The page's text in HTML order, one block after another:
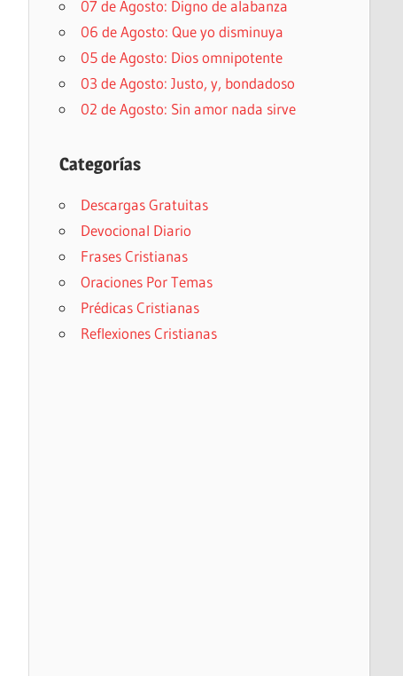
07 de Agosto: Digno de alabanza
06 de Agosto: Que yo disminuya
05 de Agosto: Dios omnipotente
03 de Agosto: Justo, y, bondadoso
02 de Agosto: Sin amor nada sirve
Categorías
Descargas Gratuitas
Devocional Diario
Frases Cristianas
Oraciones Por Temas
Prédicas Cristianas
Reflexiones Cristianas